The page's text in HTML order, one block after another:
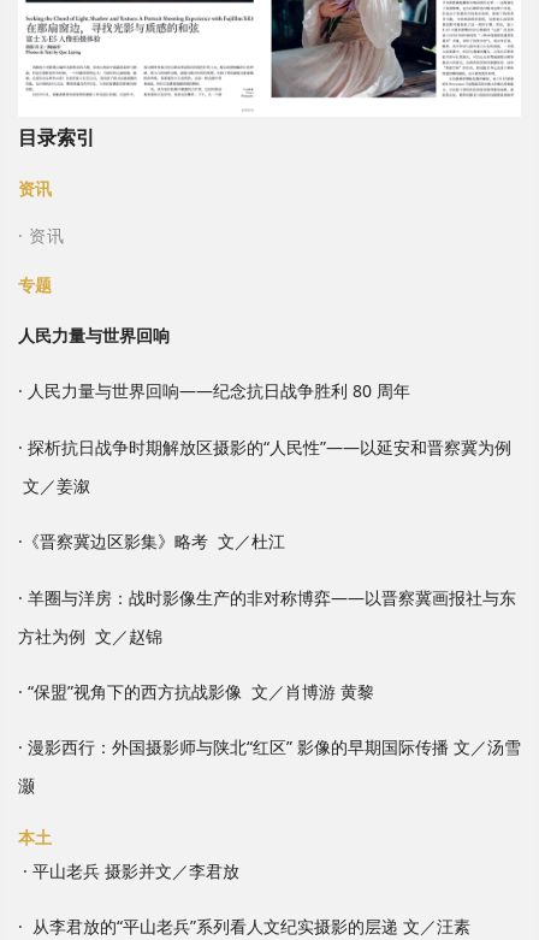
目录索引
资讯
· 资讯
专题
人民力量与世界回响
· 人民力量与世界回响——纪念抗日战争胜利 80 周年
· 探析抗日战争时期解放区摄影的“人民性”——以延安和晋察冀为例
文／姜溆
·《晋察冀边区影集》略考 文／杜江
· 羊圈与洋房：战时影像生产的非对称博弈——以晋察冀画报社与东
方社为例 文／赵锦
· “保盟”视角下的西方抗战影像 文／肖博游 黄黎
· 漫影西行：外国摄影师与陕北“红区” 影像的早期国际传播 文／汤雪
灏
本土
· 平山老兵 摄影并文／李君放
· 从李君放的“平山老兵”系列看人文纪实摄影的层递 文／汪素